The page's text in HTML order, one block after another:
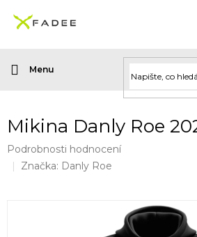
obsah
Mikina Danly Roe
Průměrné
hodnocení
Podrobnosti hodnocení
Značka: Danly Roe